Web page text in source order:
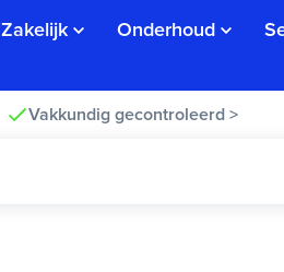
Zakelijk Onderhoud
Vakkundig gecontroleerd >